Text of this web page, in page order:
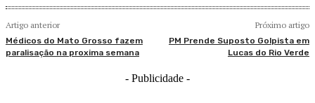
Artigo anterior
Médicos do Mato Grosso fazem
paralisação na proxima semana
Próximo artigo
PM Prende Suposto Golpista em
Lucas do Rio Verde
- Publicidade -